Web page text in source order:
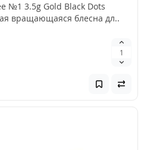
№1 3.5g Gold Black Dots
вращающаяся блесна дл..